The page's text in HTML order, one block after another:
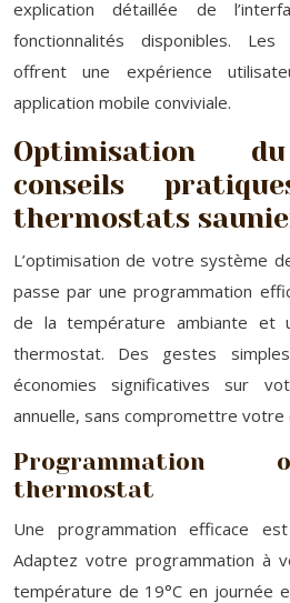
explication détaillée de
fonctionnalités disponibles.
offrent une expérience
application mobile conviviale.
Optimisation
conseils
thermostats
L’optimisation de votre système
passe par une programmation
de la température ambiante et
thermostat. Des gestes
économies significatives sur
annuelle, sans compromettre votre
Programmation
thermostat
Une programmation efficace
Adaptez votre programmation à
température de 19°C en journée